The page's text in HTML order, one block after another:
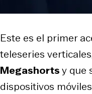
Este es el primer
teleseries
Megashortsy que
dispositivos